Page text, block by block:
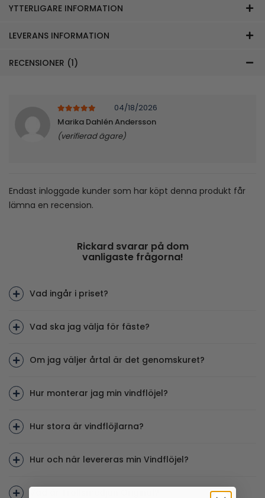
YTTERLIGARE INFORMATION
LEVERANS INFORMATION
RECENSIONER (1)
5 av 5
04/18/2026
Marika Dahlén Andersson
(verifierad ägare)
Endast inloggade kunder som har köpt denna produkt får
lämna en recension.
Rickard svarar på dom
vanligaste frågorna!
Vad ingår i priset?
Vad ska jag välja för fäste?
Om jag väljer årtal är det genomskuret?
Hur monterar jag min vindflöjel?
Hur stora är vindflöjlarna?
Hur och när levereras min Vindflöjel?